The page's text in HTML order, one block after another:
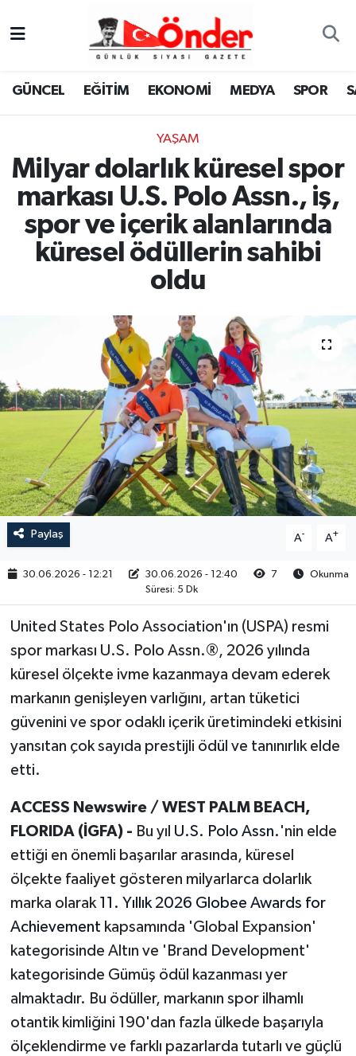
GÜNCEL EĞİTİM EKONOMİ MEDYA SPOR
YAŞAM
Milyar dolarlık küresel spor
markası U.S. Polo Assn., iş,
spor ve içerik alanlarında
küresel ödüllerin sahibi
oldu
Paylaş A- A+
30.06.2026 - 12:21 30.06.2026 - 12:40 7
Okunma
Süresi: 5 Dk
United States Polo Association'ın (USPA) resmi
spor markası U.S. Polo Assn.®, 2026 yılında
küresel ölçekte ivme kazanmaya devam ederek
markanın genişleyen varlığını, artan tüketici
güvenini ve spor odaklı içerik üretimindeki etkisini
yansıtan çok sayıda prestijli ödül ve tanınırlık elde
etti.
ACCESS Newswire / WEST PALM BEACH,
FLORIDA (İGFA) - Bu yıl U.S. Polo Assn. 'nin elde
ettiği en önemli başarılar arasında, küresel
ölçekte faaliyet gösteren milyarlarca dolarlık
marka olarak 11. Yıllık 2026 Globee Awards for
Achievement kapsamında 'Global Expansion'
kategorisinde Altın ve 'Brand Development'
kategorisinde Gümüş ödül kazanması yer
almaktadır. Bu ödüller, markanın spor ilhamlı
otantik kimliğini 190'dan fazla ülkede başarıyla
ölçeklendirme ve farklı pazarlarda tutarlı ve güçlü
GÜNCEL
MEDYA
SPOR
SAĞLIK
RESMİ İLAN
Zonguldak Nöbetçi Eczaneler
Zonguldak Namaz Vakitleri
Zonguldak Trafik Yoğunluk Haritası
TFF 3.Lig 4.Grup Puan Durumu ve Fikstür
Tüm Manşetler
Haber Arşivi